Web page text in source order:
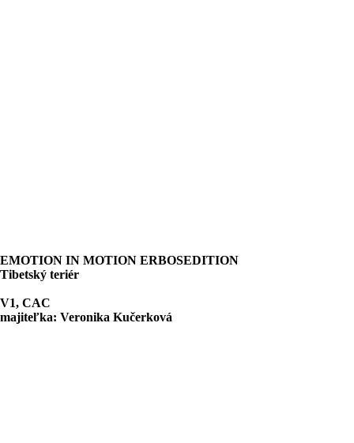
EMOTION IN MOTION ERBOSEDITION
Tibetský teriér
V1, CAC
majiteľka: Veronika Kučerková